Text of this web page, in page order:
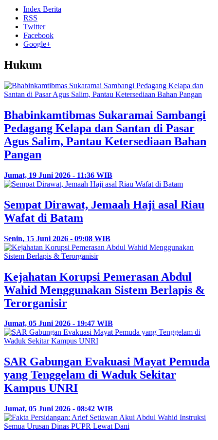
Index Berita
RSS
Twitter
Facebook
Google+
Hukum
Bhabinkamtibmas Sukaramai Sambangi
Pedagang Kelapa dan Santan di Pasar
Agus Salim, Pantau Ketersediaan Bahan
Pangan
Jumat, 19 Juni 2026 - 11:36 WIB
Sempat Dirawat, Jemaah Haji asal Riau
Wafat di Batam
Senin, 15 Juni 2026 - 09:08 WIB
Kejahatan Korupsi Pemerasan Abdul
Wahid Menggunakan Sistem Berlapis &
Terorganisir
Jumat, 05 Juni 2026 - 19:47 WIB
SAR Gabungan Evakuasi Mayat Pemuda
yang Tenggelam di Waduk Sekitar
Kampus UNRI
Jumat, 05 Juni 2026 - 08:42 WIB